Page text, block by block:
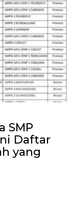
SMP
Daftar
yang